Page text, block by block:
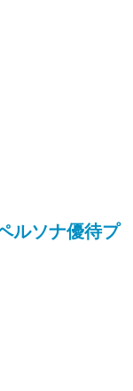
ルソナ優待プ